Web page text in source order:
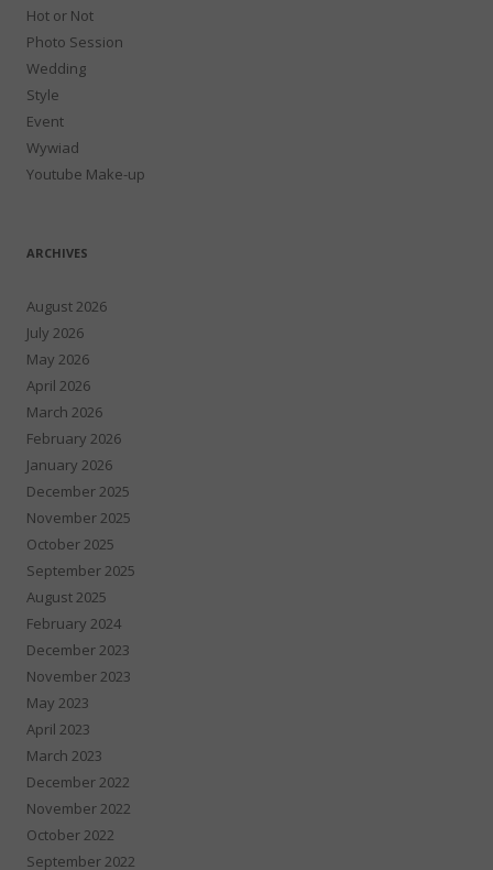
Hot or Not
Photo Session
Wedding
Style
Event
Wywiad
Youtube Make-up
ARCHIVES
August 2026
July 2026
May 2026
April 2026
March 2026
February 2026
January 2026
December 2025
November 2025
October 2025
September 2025
August 2025
February 2024
December 2023
November 2023
May 2023
April 2023
March 2023
December 2022
November 2022
October 2022
September 2022